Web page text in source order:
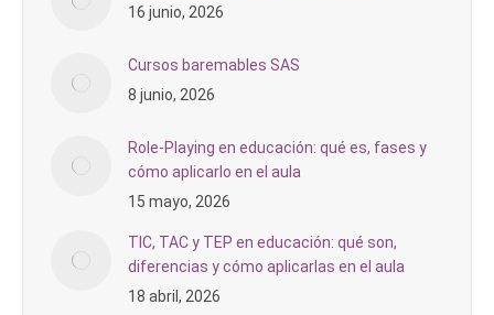
16 junio, 2026
Cursos baremables SAS
8 junio, 2026
Role-Playing en educación: qué es, fases y
cómo aplicarlo en el aula
15 mayo, 2026
TIC, TAC y TEP en educación: qué son,
diferencias y cómo aplicarlas en el aula
18 abril, 2026